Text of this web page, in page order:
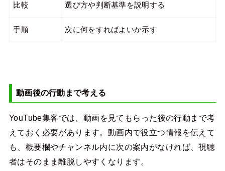
比較 選び方や判断基準を説明する
手順 次に何をすればよいか示す
動画後の行動まで考える
YouTube集客では、動画を見てもらった後の行動まで考
えておく必要があります。動画内で役立つ情報を伝えて
も、概要欄やチャンネル内に次の案内がなければ、視聴
者はそのまま離脱しやすくなります。